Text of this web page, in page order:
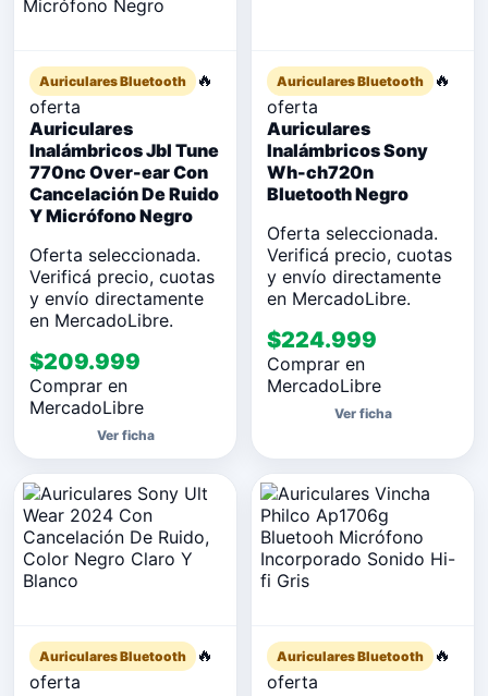
Auriculares Bluetooth
🔥
oferta
Auriculares
Inalámbricos Jbl Tune
770nc Over-ear Con
Cancelación De Ruido
Y Micrófono Negro
Oferta seleccionada.
Verificá precio, cuotas
y envío directamente
en MercadoLibre.
$209.999
Comprar en
MercadoLibre
Ver ficha
Auriculares Bluetooth
🔥
oferta
Auriculares
Inalámbricos Sony
Wh-ch720n
Bluetooth Negro
Oferta seleccionada.
Verificá precio, cuotas
y envío directamente
en MercadoLibre.
$224.999
Comprar en
MercadoLibre
Ver ficha
Auriculares Bluetooth
🔥
oferta
Auriculares Bluetooth
🔥
oferta